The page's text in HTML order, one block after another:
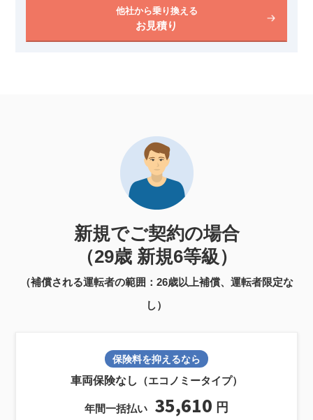
他社から乗り換える
お見積り
新規でご契約の場合
（29歳 新規6等級）
（補償される運転者の範囲：26歳以上補償、運転者限定な
し）
保険料を抑えるなら
車両保険なし （エコノミータイプ）
年間一括払い 35,610 円